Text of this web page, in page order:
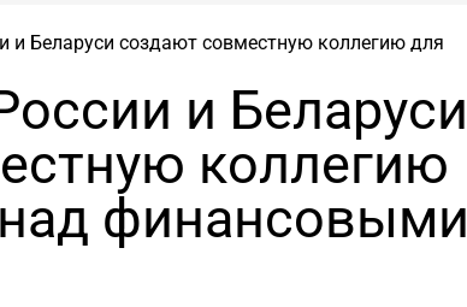
и Беларуси создают совместную коллегию для
и Беларуси
коллегию
финансовыми